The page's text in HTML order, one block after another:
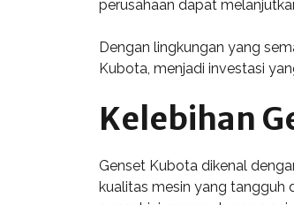
perusahaan dapat
Dengan lingkungan yang
Kubota, menjadi investasi
Kelebihan
Genset Kubota dikenal
kualitas mesin yang tangguh